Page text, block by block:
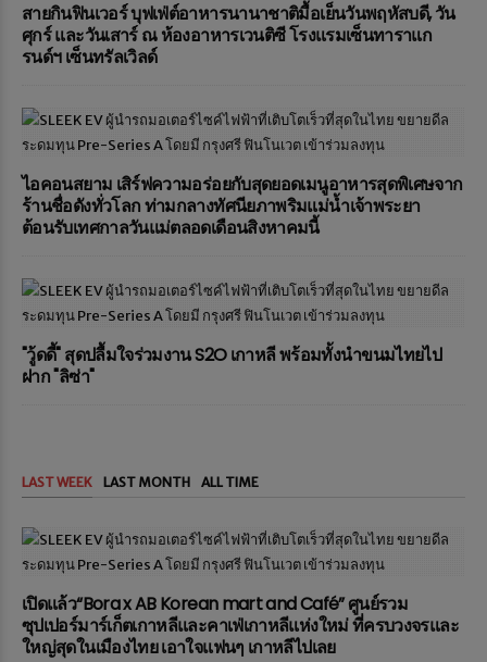
สายกินฟินเวอร์ บุฟเฟ่ต์อาหารนานาชาติมื้อเย็นวันพฤหัสบดี, วัน
ศุกร์ และวันเสาร์ ณ ห้องอาหารเวนติซี โรงแรมเซ็นทาราแก
รนด์ฯ เซ็นทรัลเวิลด์
ไอคอนสยาม เสิร์ฟความอร่อยกับสุดยอดเมนูอาหารสุดพิเศษจาก
ร้านชื่อดังทั่วโลก ท่ามกลางทัศนียภาพริมแม่น้ำเจ้าพระยา
ต้อนรับเทศกาลวันแม่ตลอดเดือนสิงหาคมนี้
"วู้ดดี้" สุดปลื้มใจร่วมงาน S2O เกาหลี พร้อมทั้งนำขนมไทยไป
ฝาก "ลิซ่า"
LAST WEEK LAST MONTH ALL TIME
เปิดแล้ว“Bora x AB Korean mart and Café” ศูนย์รวม
ซุปเปอร์มาร์เก็ตเกาหลีและคาเฟ่เกาหลีแห่งใหม่ ที่ครบวงจรและ
ใหญ่สุดในเมืองไทย เอาใจแฟนๆ เกาหลีไปเลย